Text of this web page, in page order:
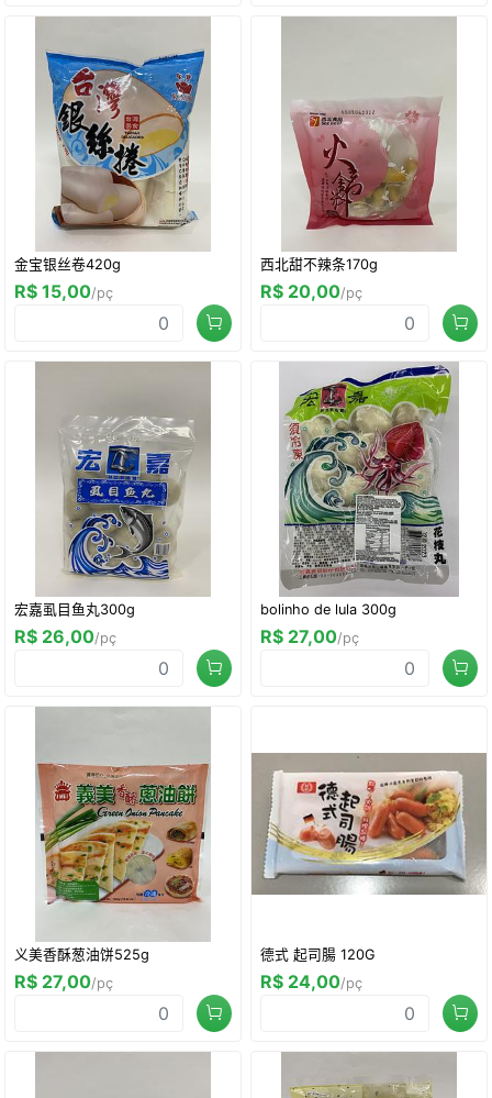
金宝银丝卷420g
R$ 15,00/pç
西北甜不辣条170g
R$ 20,00/pç
宏嘉虱目鱼丸300g
R$ 26,00/pç
bolinho de lula 300g
R$ 27,00/pç
义美香酥葱油饼525g
R$ 27,00/pç
德式 起司腸 120G
R$ 24,00/pç